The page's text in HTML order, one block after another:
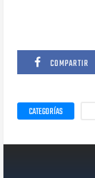
COMPARTIR
CATEGORÍAS